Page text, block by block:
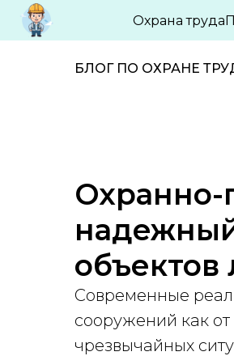
БЛОГ ПО ОХРАНЕ
Охрана труда
Охранно-
Современные
сооружений как
чрезвычайных